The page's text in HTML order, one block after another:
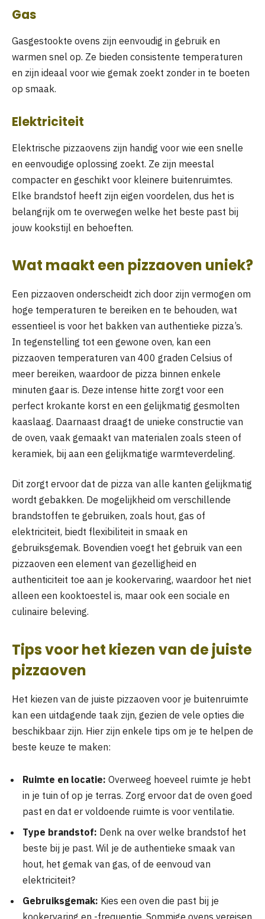
Gas
Gasgestookte ovens zijn eenvoudig in gebruik en
warmen snel op. Ze bieden consistente temperaturen
en zijn ideaal voor wie gemak zoekt zonder in te boeten
op smaak.
Elektriciteit
Elektrische pizzaovens zijn handig voor wie een snelle
en eenvoudige oplossing zoekt. Ze zijn meestal
compacter en geschikt voor kleinere buitenruimtes.
Elke brandstof heeft zijn eigen voordelen, dus het is
belangrijk om te overwegen welke het beste past bij
jouw kookstijl en behoeften.
Wat maakt een pizzaoven uniek?
Een pizzaoven onderscheidt zich door zijn vermogen om
hoge temperaturen te bereiken en te behouden, wat
essentieel is voor het bakken van authentieke pizza’s.
In tegenstelling tot een gewone oven, kan een
pizzaoven temperaturen van 400 graden Celsius of
meer bereiken, waardoor de pizza binnen enkele
minuten gaar is. Deze intense hitte zorgt voor een
perfect krokante korst en een gelijkmatig gesmolten
kaaslaag. Daarnaast draagt de unieke constructie van
de oven, vaak gemaakt van materialen zoals steen of
keramiek, bij aan een gelijkmatige warmteverdeling.
Dit zorgt ervoor dat de pizza van alle kanten gelijkmatig
wordt gebakken. De mogelijkheid om verschillende
brandstoffen te gebruiken, zoals hout, gas of
elektriciteit, biedt flexibiliteit in smaak en
gebruiksgemak. Bovendien voegt het gebruik van een
pizzaoven een element van gezelligheid en
authenticiteit toe aan je kookervaring, waardoor het niet
alleen een kooktoestel is, maar ook een sociale en
culinaire beleving.
Tips voor het kiezen van de juiste
pizzaoven
Het kiezen van de juiste pizzaoven voor je buitenruimte
kan een uitdagende taak zijn, gezien de vele opties die
beschikbaar zijn. Hier zijn enkele tips om je te helpen de
beste keuze te maken:
Ruimte en locatie: Overweeg hoeveel ruimte je hebt
in je tuin of op je terras. Zorg ervoor dat de oven goed
past en dat er voldoende ruimte is voor ventilatie.
Type brandstof: Denk na over welke brandstof het
beste bij je past. Wil je de authentieke smaak van
hout, het gemak van gas, of de eenvoud van
elektriciteit?
Gebruiksgemak: Kies een oven die past bij je